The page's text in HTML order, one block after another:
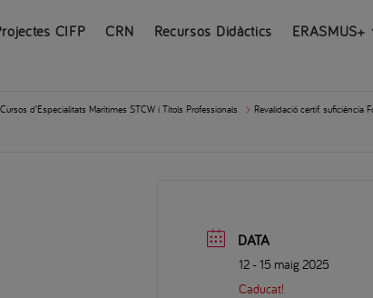
CIFP CRN Recursos Didàctics ERASMUS+
Cursos d’Especialitats Marítimes STCW i Títols Professionals
Revalidació certif. suficiència
DATA
12 - 15 maig 2025
Caducat!